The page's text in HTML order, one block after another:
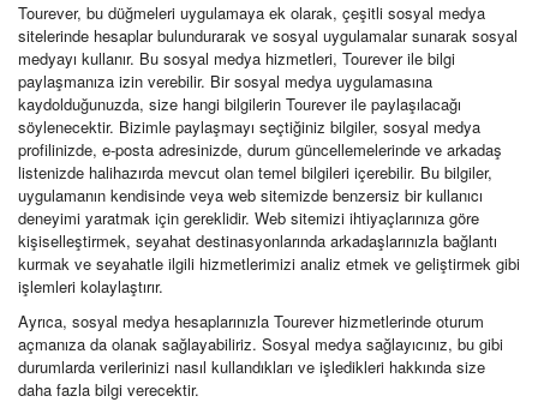
Tourever, bu düğmeleri uygulamaya ek olarak, çeşitli sosyal medya
sitelerinde hesaplar bulundurarak ve sosyal uygulamalar sunarak sosyal
medyayı kullanır. Bu sosyal medya hizmetleri, Tourever ile bilgi
paylaşmanıza izin verebilir. Bir sosyal medya uygulamasına
kaydolduğunuzda, size hangi bilgilerin Tourever ile paylaşılacağı
söylenecektir. Bizimle paylaşmayı seçtiğiniz bilgiler, sosyal medya
profilinizde, e-posta adresinizde, durum güncellemelerinde ve arkadaş
listenizde halihazırda mevcut olan temel bilgileri içerebilir. Bu bilgiler,
uygulamanın kendisinde veya web sitemizde benzersiz bir kullanıcı
deneyimi yaratmak için gereklidir. Web sitemizi ihtiyaçlarınıza göre
kişiselleştirmek, seyahat destinasyonlarında arkadaşlarınızla bağlantı
kurmak ve seyahatle ilgili hizmetlerimizi analiz etmek ve geliştirmek gibi
işlemleri kolaylaştırır.
Ayrıca, sosyal medya hesaplarınızla Tourever hizmetlerinde oturum
açmanıza da olanak sağlayabiliriz. Sosyal medya sağlayıcınız, bu gibi
durumlarda verilerinizi nasıl kullandıkları ve işledikleri hakkında size
daha fazla bilgi verecektir.